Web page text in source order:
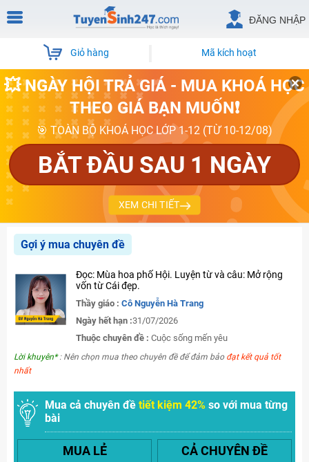
ĐĂNG NHẬP
Giỏ hàng Mã kích hoạt
💥 NGÀY HỘI TRẢ GIÁ - MUA KHOÁ HỌC
THEO GIÁ BẠN MUỐN❗
🎯 TOÀN BỘ KHOÁ HỌC LỚP 1-12 (TỪ 10-12/08)
BẮT ĐẦU SAU 1 NGÀY
XEM CHI TIẾT
Gợi ý mua chuyên đề
Đọc: Mùa hoa phố Hội. Luyện từ và câu: Mở rộng
vốn từ Cái đẹp.
Thầy giáo : Cô Nguyễn Hà Trang
Ngày hết hạn :31/07/2026
Thuộc chuyên đề : Cuộc sống mến yêu
Lời khuyên*: Nên chọn mua theo chuyên đề để đảm bảo đạt kết quả tốt
nhất
Mua cả chuyên đề tiết kiệm 42% so với mua từng
bài
MUA LẺ CẢ CHUYÊN ĐỀ